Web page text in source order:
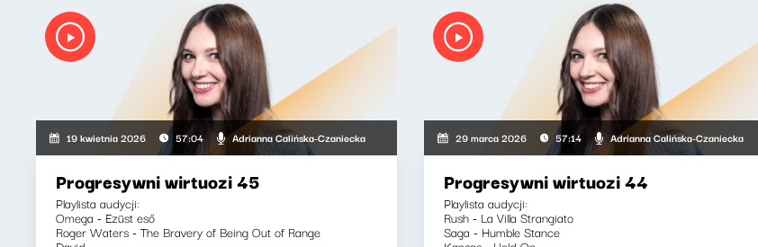
19 kwietnia 2026 57:04 Adrianna Calińska-Czaniecka
Progresywni wirtuozi 45
Playlista audycji:
Omega - Ezüst eső
Roger Waters - The Bravery of Being Out of Range
29 marca 2026 57:14 Adrianna Calińska-Czaniecka
Progresywni wirtuozi 44
Playlista audycji:
Rush - La Villa Strangiato
Saga - Humble Stance